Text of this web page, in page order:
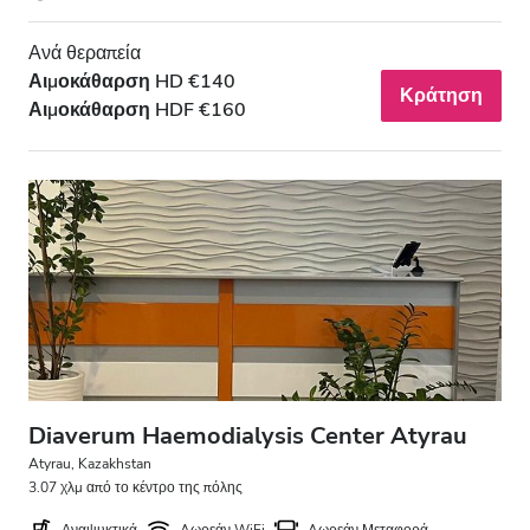
Ανά θεραπεία
Αιμοκάθαρση HD €140
Αιμοκάθαρση HDF €160
Κράτηση
Diaverum Haemodialysis Center Atyrau
Atyrau, Kazakhstan
3.07 χλμ από το κέντρο της πόλης